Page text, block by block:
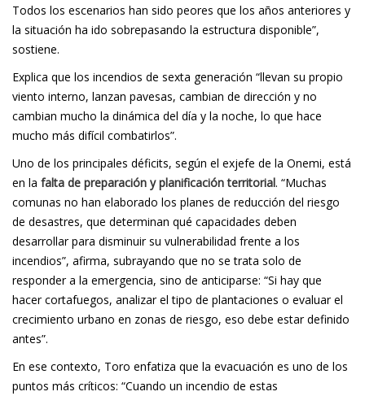
Todos los escenarios han sido peores que los años anteriores y
la situación ha ido sobrepasando la estructura disponible”,
sostiene.
Explica que los incendios de sexta generación “llevan su propio
viento interno, lanzan pavesas, cambian de dirección y no
cambian mucho la dinámica del día y la noche, lo que hace
mucho más difícil combatirlos”.
Uno de los principales déficits, según el exjefe de la Onemi, está
en la falta de preparación y planificación territorial. “Muchas
comunas no han elaborado los planes de reducción del riesgo
de desastres, que determinan qué capacidades deben
desarrollar para disminuir su vulnerabilidad frente a los
incendios”, afirma, subrayando que no se trata solo de
responder a la emergencia, sino de anticiparse: “Si hay que
hacer cortafuegos, analizar el tipo de plantaciones o evaluar el
crecimiento urbano en zonas de riesgo, eso debe estar definido
antes”.
En ese contexto, Toro enfatiza que la evacuación es uno de los
puntos más críticos: “Cuando un incendio de estas